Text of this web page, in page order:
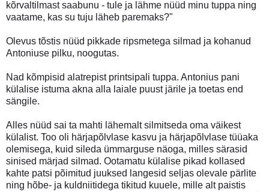
kõrvaltilmast saabunu - tule ja lähme nüüd minu tuppa ning
vaatame, kas su tuju läheb paremaks?"
Olevus tõstis nüüd pikkade ripsmetega silmad ja kohanud
Antoniuse pilku, noogutas.
Nad kõmpisid alatrepist printsipali tuppa. Antonius pani
külalise istuma akna alla laiale puust järile ja toetas end
sängile.
Alles nüüd sai ta mahti lähemalt silmitseda oma väikest
külalist. Too oli härjapõlvlase kasvu ja härjapõlvlase tüüaka
olemisega, kuid sileda ümmarguse näoga, milles särasid
sinised märjad silmad. Ootamatu külalise pikad kollased
kahte patsi põimitud juuksed langesid seljas olevale pärlite
ning hõbe- ja kuldniitidega tikitud kuuele, mille alt paistis